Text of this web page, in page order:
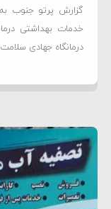
گزارش پرتو جنوب
خدمات بهداشتی
درمانگاه جهادی